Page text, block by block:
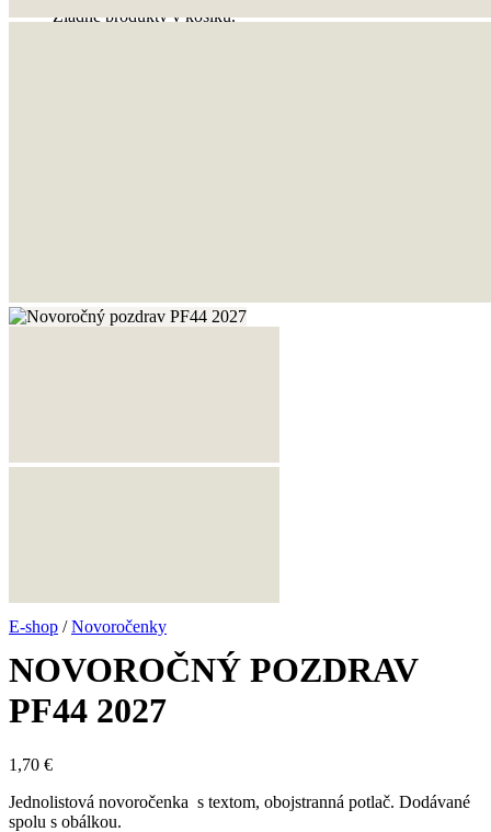
Žiadne produkty v košíku.
E-shop / Novoročenky
NOVOROČNÝ POZDRAV
PF44 2027
1,70 €
Jednolistová novoročenka s textom, obojstranná potlač. Dodávané
spolu s obálkou.